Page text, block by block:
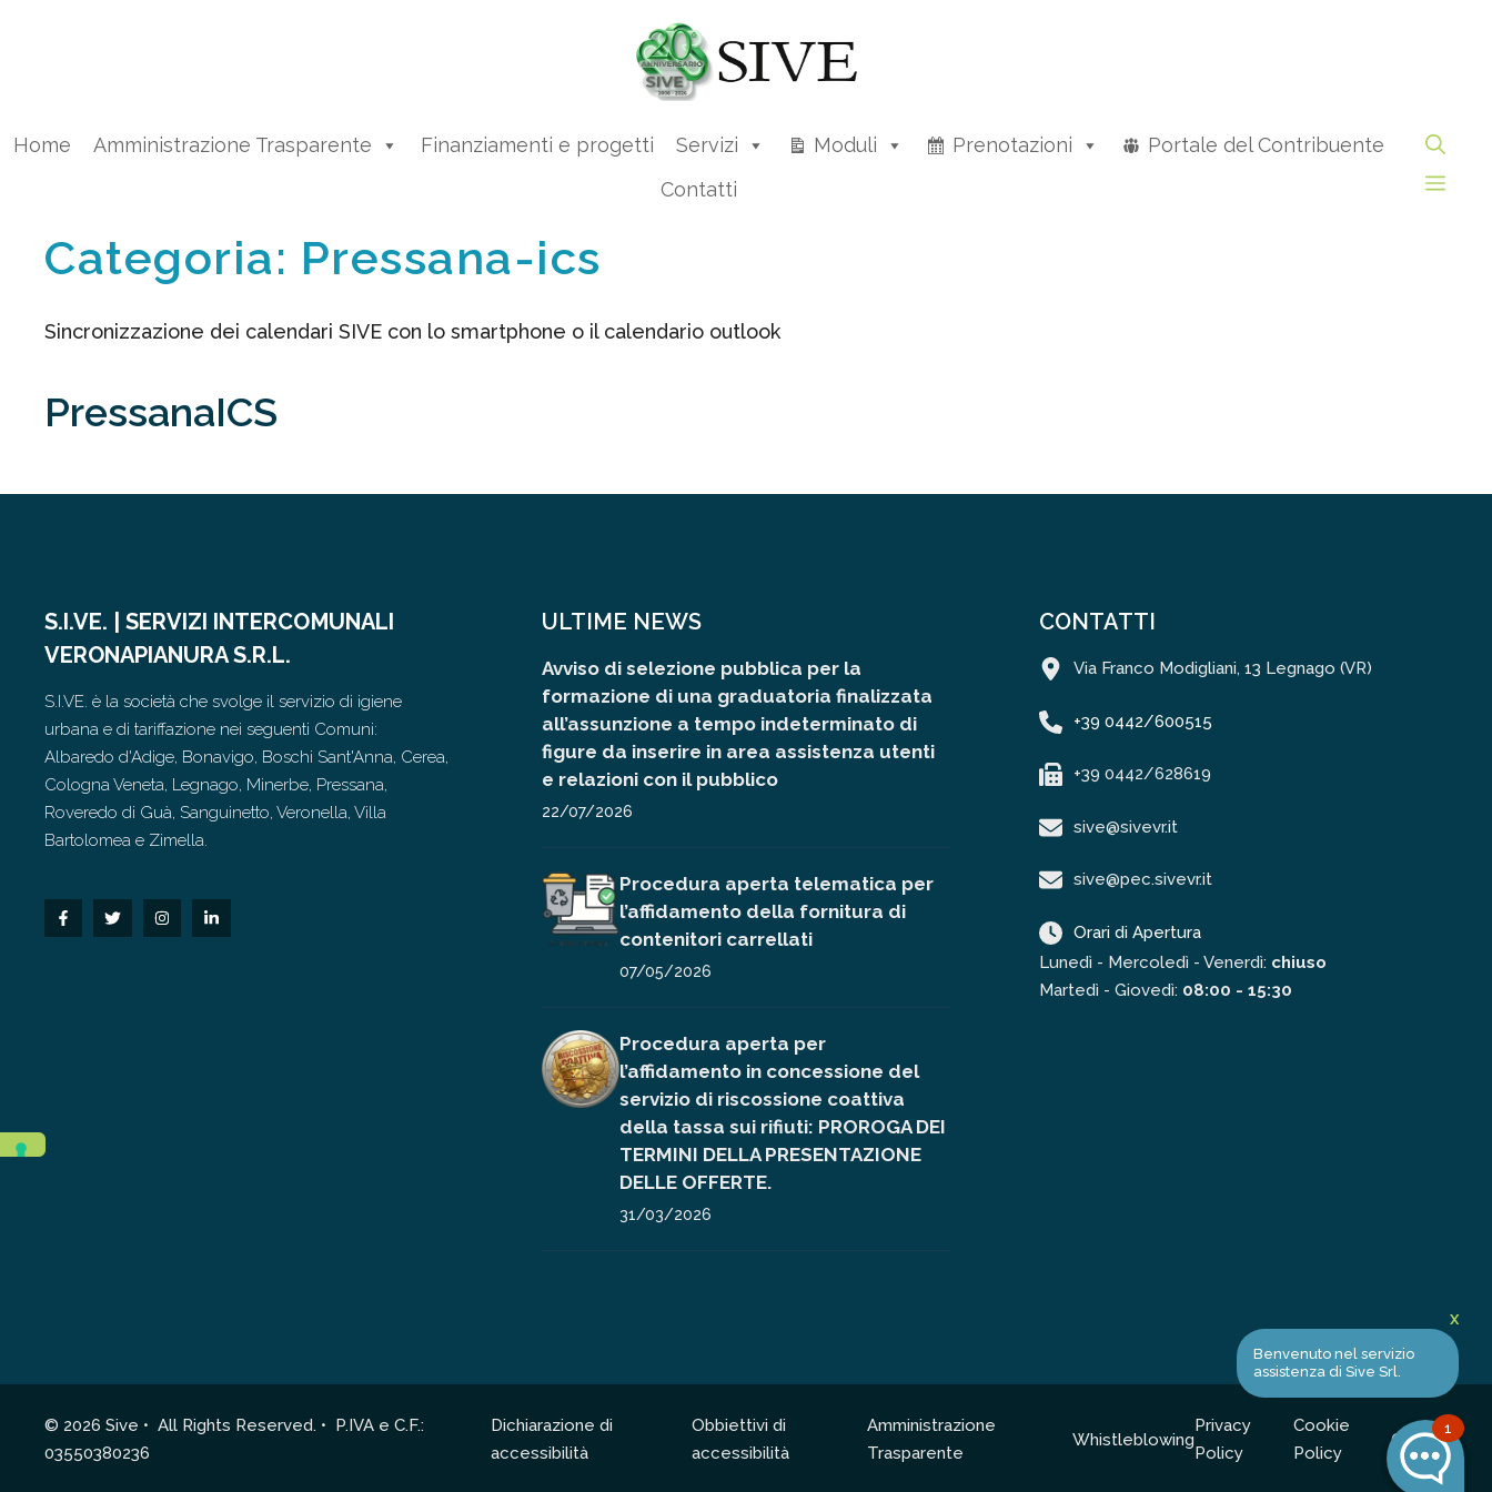
Home Amministrazione Trasparente Finanziamenti e progetti Servizi Moduli Prenotazioni
Portale del Contribuente
Contatti
Categoria: Pressana-ics
Sincronizzazione dei calendari SIVE con lo smartphone o il calendario outlook
PressanaICS
S.I.VE. | SERVIZI INTERCOMUNALI
VERONAPIANURA S.R.L.
S.I.VE. è la società che svolge il servizio di igiene
urbana e di tariffazione nei seguenti Comuni:
Albaredo d'Adige, Bonavigo, Boschi Sant'Anna, Cerea,
Cologna Veneta, Legnago, Minerbe, Pressana,
Roveredo di Guà, Sanguinetto, Veronella, Villa
Bartolomea e Zimella.
ULTIME NEWS
Avviso di selezione pubblica per la
formazione di una graduatoria finalizzata
all’assunzione a tempo indeterminato di
figure da inserire in area assistenza utenti
e relazioni con il pubblico
22/07/2026
Procedura aperta telematica per
l’affidamento della fornitura di
contenitori carrellati
07/05/2026
Procedura aperta per
l’affidamento in concessione del
servizio di riscossione coattiva
della tassa sui rifiuti: PROROGA DEI
TERMINI DELLA PRESENTAZIONE
DELLE OFFERTE.
31/03/2026
CONTATTI
Via Franco Modigliani, 13 Legnago (VR)
+39 0442/600515
+39 0442/628619
sive@sivevr.it
sive@pec.sivevr.it
Orari di Apertura
Lunedì - Mercoledì - Venerdì: chiuso
Martedì - Giovedì: 08:00 - 15:30
© 2026 Sive • All Rights Reserved. • P.IVA e C.F.:
03550380236
Dichiarazione di
accessibilità
Obbiettivi di
accessibilità
Amministrazione
Trasparente
Whistleblowing
Privacy
Policy
Cookie
Policy
Credits
1
X
Benvenuto nel servizio
assistenza di Sive Srl.